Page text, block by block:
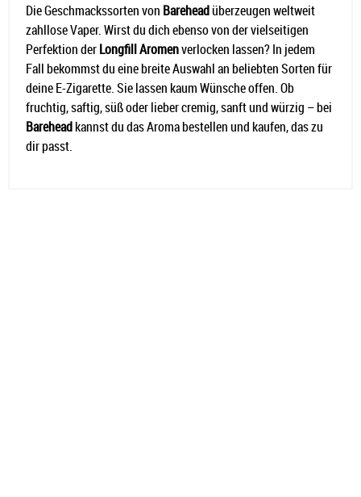
Die Geschmackssorten von Bareheadüberzeugen weltweit
zahllose Vaper. Wirst du dich ebenso von der vielseitigen
Perfektion derLongfill Aromenverlocken lassen? In jedem
Fall bekommst du eine breite Auswahl an beliebten Sorten für
deine E-Zigarette. Sie lassen kaum Wünsche offen. Ob
fruchtig, saftig, süß oder lieber cremig, sanft und würzig – bei
Bareheadkannst du das Aroma bestellen und kaufen, das zu
dir passt.